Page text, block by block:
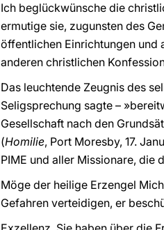
Ich beglückwünsche die
ermutige sie, zugunsten des
öffentlichen Einrichtungen und
anderen christlichen
Das leuchtende Zeugnis des
Seligsprechung sagte –
Gesellschaft nach den
(Homilie, Port Moresby, 17.
PIME und aller Missionare, die
Möge der heilige Erzengel
Gefahren verteidigen, er